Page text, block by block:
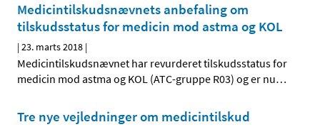
Medicintilskudsnævnets anbefaling om
tilskudsstatus for medicin mod astma og KOL
|23. marts 2018 |
Medicintilskudsnævnet har revurderet tilskudsstatus for
medicin mod astma og KOL (ATC-gruppe R03) og er nu…
Tre nye vejledninger om medicintilskud